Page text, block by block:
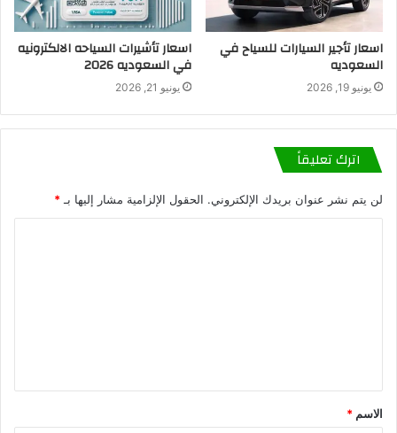
اسعار تأجير السيارات للسياح في
السعوديه
يونيو 19, 2026
اسعار تأشيرات السياحه الالكترونيه
في السعوديه 2026
يونيو 21, 2026
اترك تعليقاً
لن يتم نشر عنوان بريدك الإلكتروني. الحقول الإلزامية مشار إليها بـ *
الاسم *